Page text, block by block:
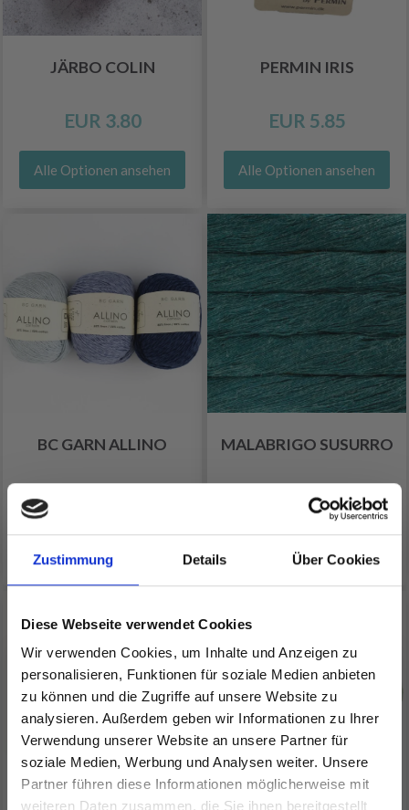
Zustimmung Details Über Cookies
Diese Webseite verwendet Cookies
Wir verwenden Cookies, um Inhalte und Anzeigen zu
personalisieren, Funktionen für soziale Medien anbieten
zu können und die Zugriffe auf unsere Website zu
analysieren. Außerdem geben wir Informationen zu Ihrer
Verwendung unserer Website an unsere Partner für
soziale Medien, Werbung und Analysen weiter. Unsere
Partner führen diese Informationen möglicherweise mit
weiteren Daten zusammen, die Sie ihnen bereitgestellt
JÄRBO COLIN
EUR 3.80
Alle Optionen ansehen
PERMIN IRIS
EUR 5.85
Alle Optionen ansehen
BC GARN ALLINO MALABRIGO SUSURRO
EUR 21.99